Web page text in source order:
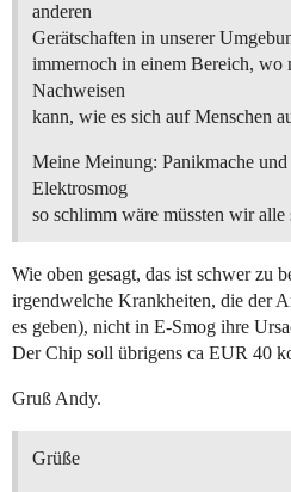
anderen
Gerätschaften in unserer
immernoch in einem Bereich, wo
Nachweisen
kann, wie es sich auf Menschen
Meine Meinung: Panikmache
Elektrosmog
so schlimm wäre müssten wir alle
Wie oben gesagt, das ist schwer zu
irgendwelche Krankheiten, die der
es geben), nicht in E-Smog ihre
Der Chip soll übrigens ca EUR 40
Gruß Andy.
Grüße